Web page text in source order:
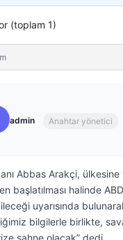
(toplam 1)
admin Anahtar yönetici
Abbas Arakçi,
başlatılması halinde
uyarısında
bilgilerle birlikte,
sahne olacak” dedi.